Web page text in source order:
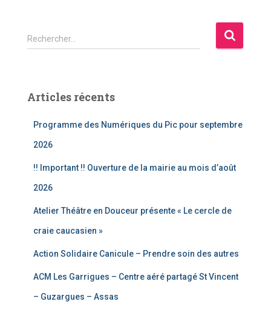
R
e
r
Rechercher…
Articles récents
Programme des Numériques du Pic pour septembre
2026
!! Important !! Ouverture de la mairie au mois d’août
2026
Atelier Théâtre en Douceur présente « Le cercle de
craie caucasien »
Action Solidaire Canicule – Prendre soin des autres
ACM Les Garrigues – Centre aéré partagé St Vincent
– Guzargues – Assas